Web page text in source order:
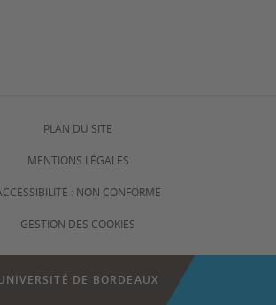
PLAN DU SITE
MENTIONS LÉGALES
: NON CONFORME
GESTION DES COOKIES
DE BORDEAUX